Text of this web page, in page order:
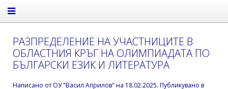
РАЗПРЕДЕЛЕНИЕ НА УЧАСТНИЦИТЕ В
ОБЛАСТНИЯ КРЪГ НА ОЛИМПИАДАТА ПО
БЪЛГАРСКИ ЕЗИК И ЛИТЕРАТУРА
Написано от ОУ "Васил Априлов" на 18.02.2025. Публикувано в